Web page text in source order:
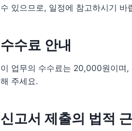
수 있으므로, 일정에 참고하시기 바
수수료 안내
이 업무의 수수료는 20,000원이며,
해 주세요.
신고서 제출의 법적